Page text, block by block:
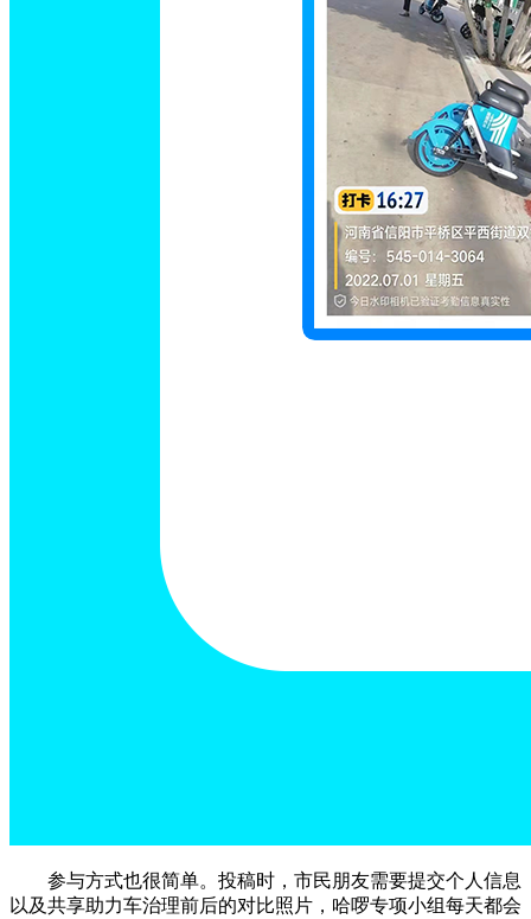
参与方式也很简单。投稿时，市民朋友需要提交个人信息
以及共享助力车治理前后的对比照片，哈啰专项小组每天都会